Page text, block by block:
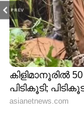
PREV